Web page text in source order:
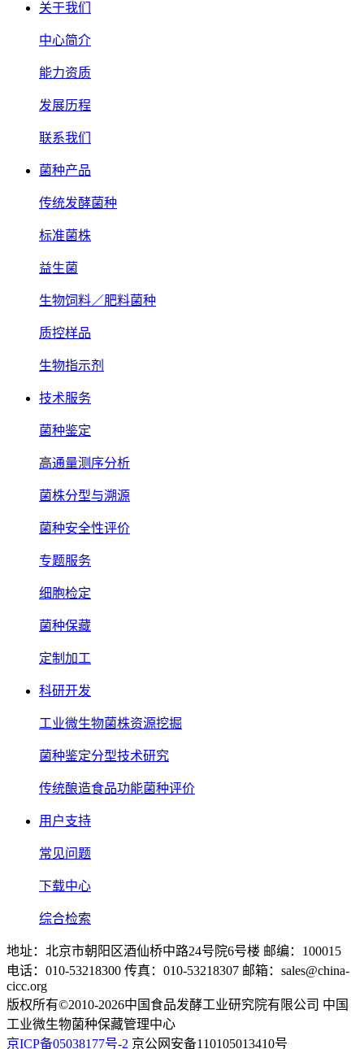
关于我们
中心简介
能力资质
发展历程
联系我们
菌种产品
传统发酵菌种
标准菌株
益生菌
生物饲料／肥料菌种
质控样品
生物指示剂
技术服务
菌种鉴定
高通量测序分析
菌株分型与溯源
菌种安全性评价
专题服务
细胞检定
菌种保藏
定制加工
科研开发
工业微生物菌株资源挖掘
菌种鉴定分型技术研究
传统酿造食品功能菌种评价
用户支持
常见问题
下载中心
综合检索
地址：北京市朝阳区酒仙桥中路24号院6号楼 邮编：100015
电话：010-53218300 传真：010-53218307 邮箱：sales@china-
cicc.org
版权所有©2010-2026中国食品发酵工业研究院有限公司 中国
工业微生物菌种保藏管理中心
京ICP备05038177号-2 京公网安备110105013410号